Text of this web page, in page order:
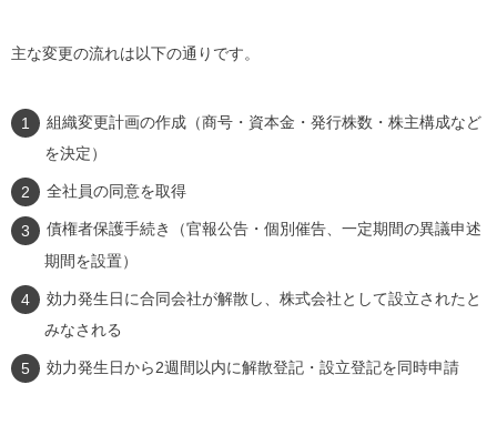
主な変更の流れは以下の通りです。
組織変更計画の作成（商号・資本金・発行株数・株主構成など
を決定）
全社員の同意を取得
債権者保護手続き（官報公告・個別催告、一定期間の異議申述
期間を設置）
効力発生日に合同会社が解散し、株式会社として設立されたと
みなされる
効力発生日から2週間以内に解散登記・設立登記を同時申請